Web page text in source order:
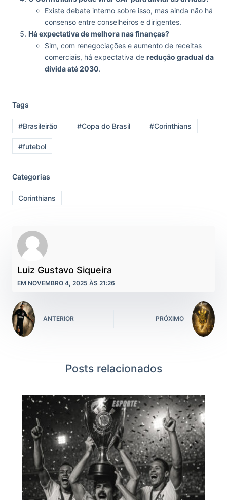
Existe debate interno sobre isso, mas ainda não há
consenso entre conselheiros e dirigentes.
Há expectativa de melhora nas finanças?
Sim, com renegociações e aumento de receitas
comerciais, há expectativa de redução gradual da
dívida até 2030.
Tags
#Brasileirão #Copa do Brasil #Corinthians
#futebol
Categorias
Corinthians
Luiz Gustavo Siqueira
EM NOVEMBRO 4, 2025 ÀS 21:26
ANTERIOR PRÓXIMO
Posts relacionados